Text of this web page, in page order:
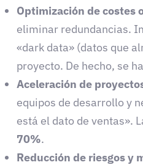
Optimización de costes
eliminar redundancias.
«dark data» (datos que
proyecto. De hecho, se
Aceleración de
equipos de desarrollo y
está el dato de ventas».
70%.
Reducción de riesgos y